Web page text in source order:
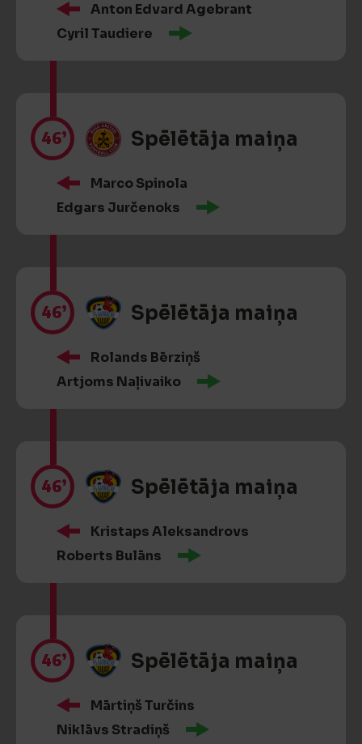
Anton Edvard Agebrant
Cyril Taudiere
46’ Spēlētāja maiņa
Marco Spinola
Edgars Jurčenoks
46’ Spēlētāja maiņa
Rolands Bērziņš
Artjoms Naļivaiko
46’ Spēlētāja maiņa
Kristaps Aleksandrovs
Roberts Bulāns
46’ Spēlētāja maiņa
Mārtiņš Turčins
Niklāvs Stradiņš